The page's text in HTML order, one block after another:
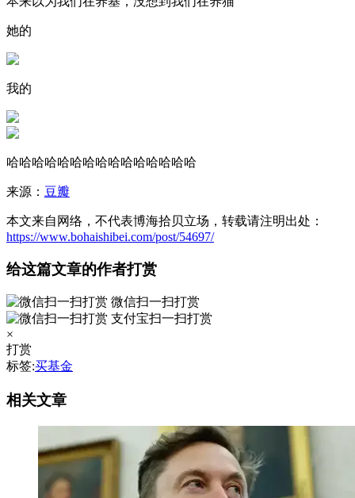
她的
我的
哈哈哈哈哈哈哈哈哈哈哈哈哈哈哈
来源： 豆瓣
本文来自网络，不代表博海拾贝立场，转载请注明出处：
https://www.bohaishibei.com/post/54697/
给这篇文章的作者打赏
微信扫一扫打赏
支付宝扫一扫打赏
×
打赏
标签:买基金
相关文章